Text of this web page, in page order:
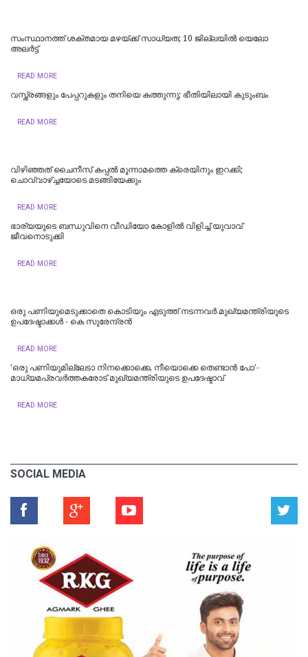
സംസ്ഥാനത്ത് ശക്തമായ മഴയ്ക്ക് സാധ്യത; 10 ജില്ലയിൽ യെലോ
അലർട്ട്
READ MORE
വസ്ത്രങ്ങളും പേപ്പറുകളും തനിയെ കത്തുന്നു; ഭീതിയിലായി കുടുംബം
READ MORE
വിഴിഞ്ഞത് ചൈനീസ് കപ്പല്‍ മൂന്നാമത്തെ ക്രെയിനും ഇറക്കി;
ചൊവ്വാഴ്ച്ചയോടെ മടങ്ങിയേക്കും
READ MORE
ഭാര്യയുടെ ബന്ധുവിനെ വീഡിയോ കോളിൽ വിളിച്ച് യുവാവ്
ജീവനൊടുക്കി
READ MORE
ഒരു പണിയുമെടുക്കാതെ കൊടിയും എടുത്ത് നടന്നവർ മുഖ്യമന്ത്രിയുടെ
ഉപദേഷ്ടാക്കൾ - കെ സുരേന്ദ്രൻ
READ MORE
'ഒരു പണിയുമില്ലേടാ നിനക്കൊക്കെ, നീയൊക്കെ തെണ്ടാന്‍ പോ'-
മാധ്യമപ്രവര്‍ത്തകരോട് മുഖ്യമന്ത്രിയുടെ ഉപദേഷ്ടാവ്
READ MORE
SOCIAL MEDIA